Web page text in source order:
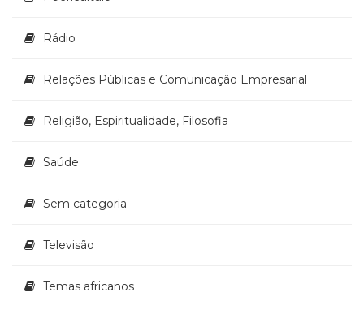
Rádio
Relações Públicas e Comunicação Empresarial
Religião, Espiritualidade, Filosofia
Saúde
Sem categoria
Televisão
Temas africanos